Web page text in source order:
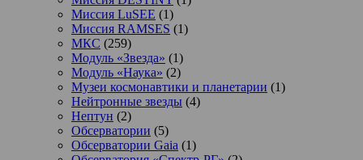
Миссия LuSEE (1)
Миссия RAMSES (1)
МКС (259)
Модуль «Звезда» (1)
Модуль «Наука» (2)
Музеи космонавтики и планетарии (1)
Нейтронные звезды (4)
Нептун (2)
Обсерватории (5)
Обсерватории Gaia (1)